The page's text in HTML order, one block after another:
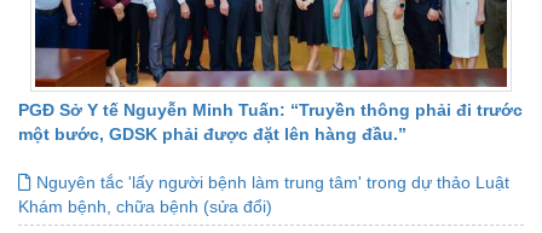
PGĐ Sở Y tế Nguyễn Minh Tuấn: “Truyền thông phải đi trước
một bước, GDSK phải được đặt lên hàng đầu.”
Nguyên tắc 'lấy người bệnh làm trung tâm' trong dự thảo Luật
Khám bệnh, chữa bệnh (sửa đổi)